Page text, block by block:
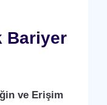
Bariyer
ve Erişim